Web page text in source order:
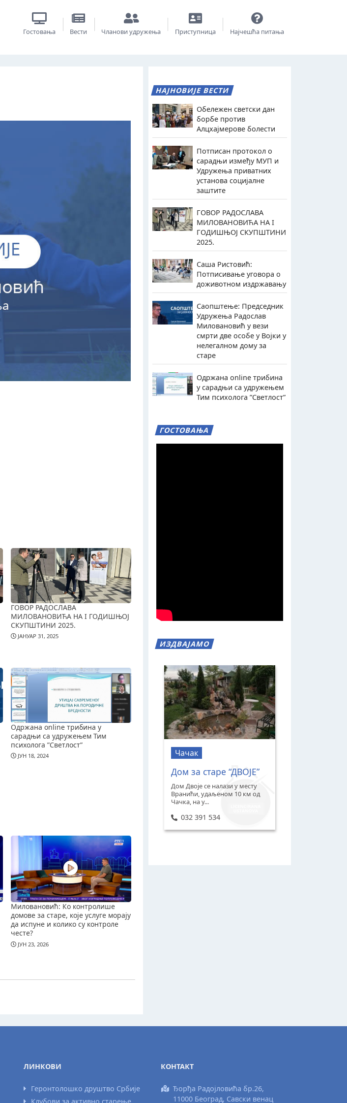
Гостовања Вести Чланови удружења Приступница Најчешћа питања
ГОВОР РАДОСЛАВА
МИЛОВАНОВИЋА НА I ГОДИШЊОЈ
СКУПШТИНИ 2025.
ЈАНУАР 31, 2025
Одржана online трибина у
сарадњи са удружењем Тим
психолога ”Светлост”
ЈУН 18, 2024
Миловановић: Ко контролише
домове за старе, које услуге морају
да испуне и колико су контроле
честе?
ЈУН 23, 2026
НАЈНОВИЈЕ ВЕСТИ
Обележен светски дан
борбе против
Алцхајмерове болести
Потписан протокол о
сарадњи између МУП и
Удружења приватних
установа социјалне
заштите
ГОВОР РАДОСЛАВА
МИЛОВАНОВИЋА НА I
ГОДИШЊОЈ СКУПШТИНИ
2025.
Саша Ристовић:
Потписивање уговора о
доживотном издржавању
Саопштење: Председник
Удружења Радослав
Миловановић у вези
смрти две особе у Војки у
нелегалном дому за
старе
Одржана online трибина
у сарадњи са удружењем
Тим психолога ”Светлост”
ГОСТОВАЊА
ИЗДВАЈАМО
Чачак
Дом за старе “ДВОЈЕ”
Дом Двоје се налази у месту
Вранићи, удаљеном 10 км од
Чачка, на у...
032 391 534
ЛИНКОВИ
Геронтолошко друштво Србије
Клубови за активно старење
КОНТАКТ
Ђорђа Радојловића бр.26,
11000 Београд, Савски венац